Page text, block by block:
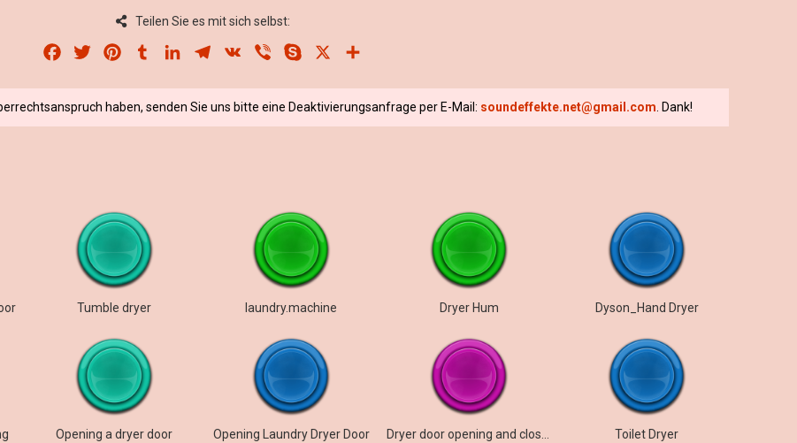
Teilen Sie es mit sich selbst:
Facebook
Twitter PinterestTumblrLinkedInTelegram
VK Viber Skype
haben, senden Sie uns bitte eine Deaktivierungsanfrage per E-Mail: soundeffekte.net@gmail.com . Dank!
Tumble dryer laundry.machine Dryer Hum Dyson_Hand Dryer
Opening a dryer door Opening Laundry Dryer Door Toilet Dryer